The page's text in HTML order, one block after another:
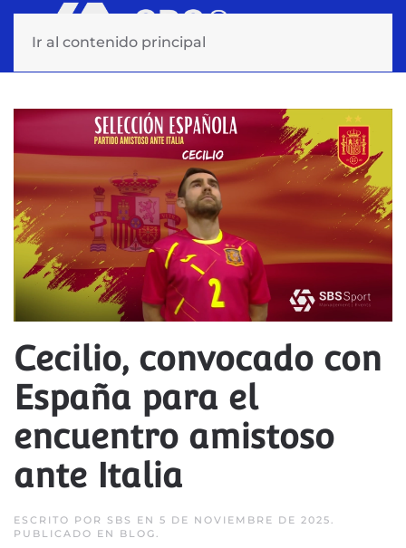
Ir al contenido principal
Cecilio, convocado con
España para el
encuentro amistoso
ante Italia
ESCRITO POR SBS EN 5 DE NOVIEMBRE DE 2025.
PUBLICADO EN BLOG.